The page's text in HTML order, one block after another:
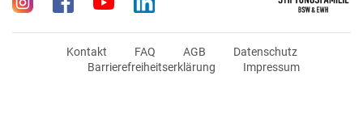
Kontakt FAQ AGB
Datenschutz
Barrierefreiheitserklärung
Impressum